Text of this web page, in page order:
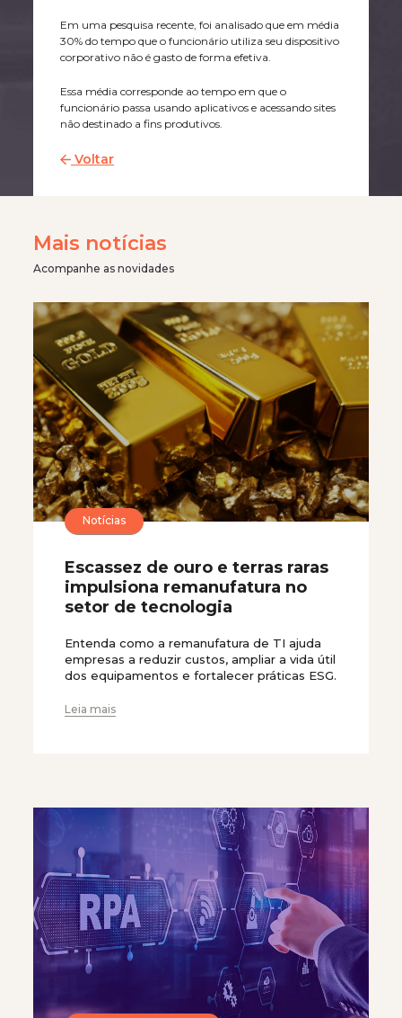
Em uma pesquisa recente, foi analisado que em média
30% do tempo que o funcionário utiliza seu dispositivo
corporativo não é gasto de forma efetiva.
Essa média corresponde ao tempo em que o
funcionário passa usando aplicativos e acessando sites
não destinado a fins produtivos.
Voltar
Mais notícias
Acompanhe as novidades
Notícias
Escassez de ouro e terras raras
impulsiona remanufatura no
setor de tecnologia
Entenda como a remanufatura de TI ajuda
empresas a reduzir custos, ampliar a vida útil
dos equipamentos e fortalecer práticas ESG.
Leia mais